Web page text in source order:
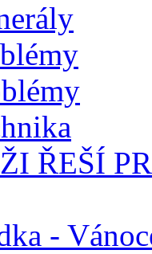
ŘEŠÍ
-